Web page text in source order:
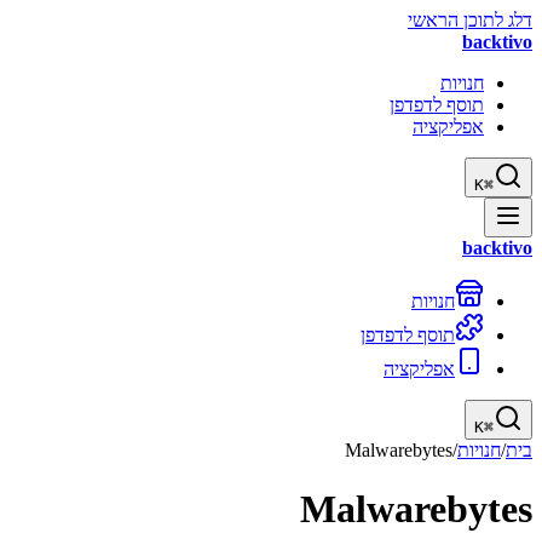
דלג לתוכן הראשי
backtivo
חנויות
תוסף לדפדפן
אפליקציה
⌘
K
backtivo
חנויות
תוסף לדפדפן
אפליקציה
⌘
K
בית/חנויות/
Malwarebytes
Malwarebytes